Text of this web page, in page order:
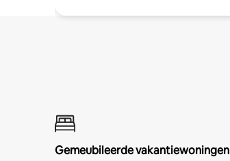
Gemeubileerde vakantiewoningen